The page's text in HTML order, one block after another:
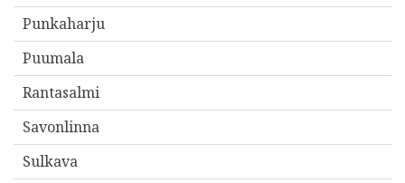
Punkaharju
Puumala
Rantasalmi
Savonlinna
Sulkava